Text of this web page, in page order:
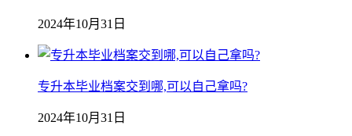
2024年10月31日
专升本毕业档案交到哪,可以自己拿吗?
2024年10月31日